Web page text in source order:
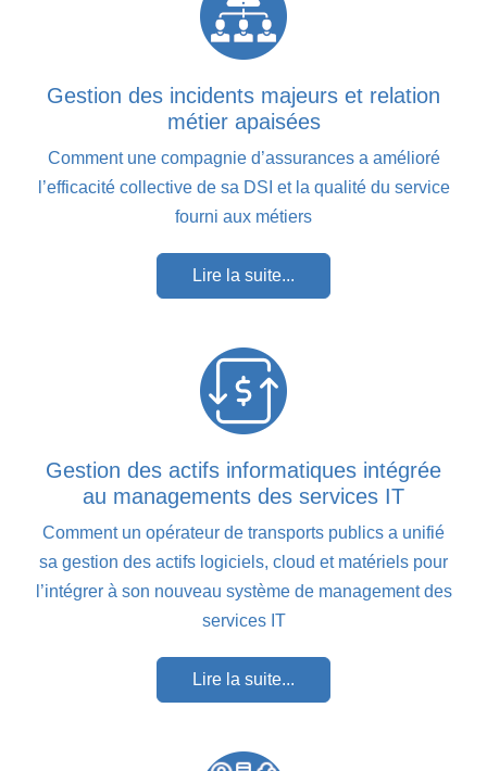
Gestion des incidents majeurs et relation
métier apaisées
Comment une compagnie d’assurances a amélioré
l’efficacité collective de sa DSI et la qualité du service
fourni aux métiers
Lire la suite...
Gestion des actifs informatiques intégrée
au managements des services IT
Comment un opérateur de transports publics a unifié
sa gestion des actifs logiciels, cloud et matériels pour
l’intégrer à son nouveau système de management des
services IT
Lire la suite...